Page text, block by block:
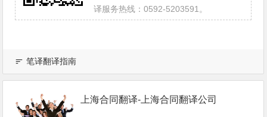
译服务热线：0592-5203591。
笔译翻译指南
上海合同翻译-上海合同翻译公司